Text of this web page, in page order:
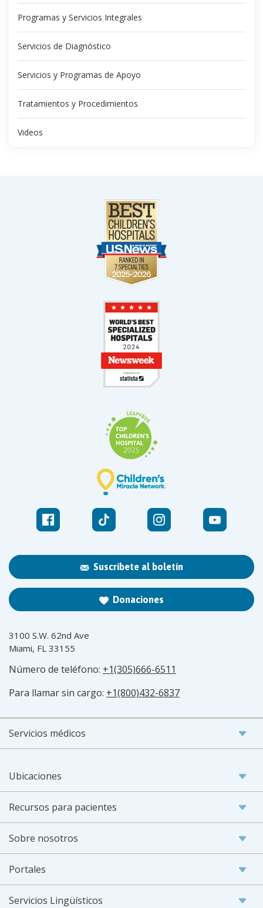
Programas y Servicios Integrales
Servicios de Diagnóstico
Servicios y Programas de Apoyo
Tratamientos y Procedimientos
Videos
Suscríbete al boletín
Donaciones
3100 S.W. 62nd Ave
Miami, FL 33155
Número de teléfono: +1(305)666-6511
Para llamar sin cargo: +1(800)432-6837
Servicios médicos
Ubicaciones
Recursos para pacientes
Sobre nosotros
Portales
Servicios Lingüísticos